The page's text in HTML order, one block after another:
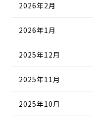
2026年2月
2026年1月
2025年12月
2025年11月
2025年10月